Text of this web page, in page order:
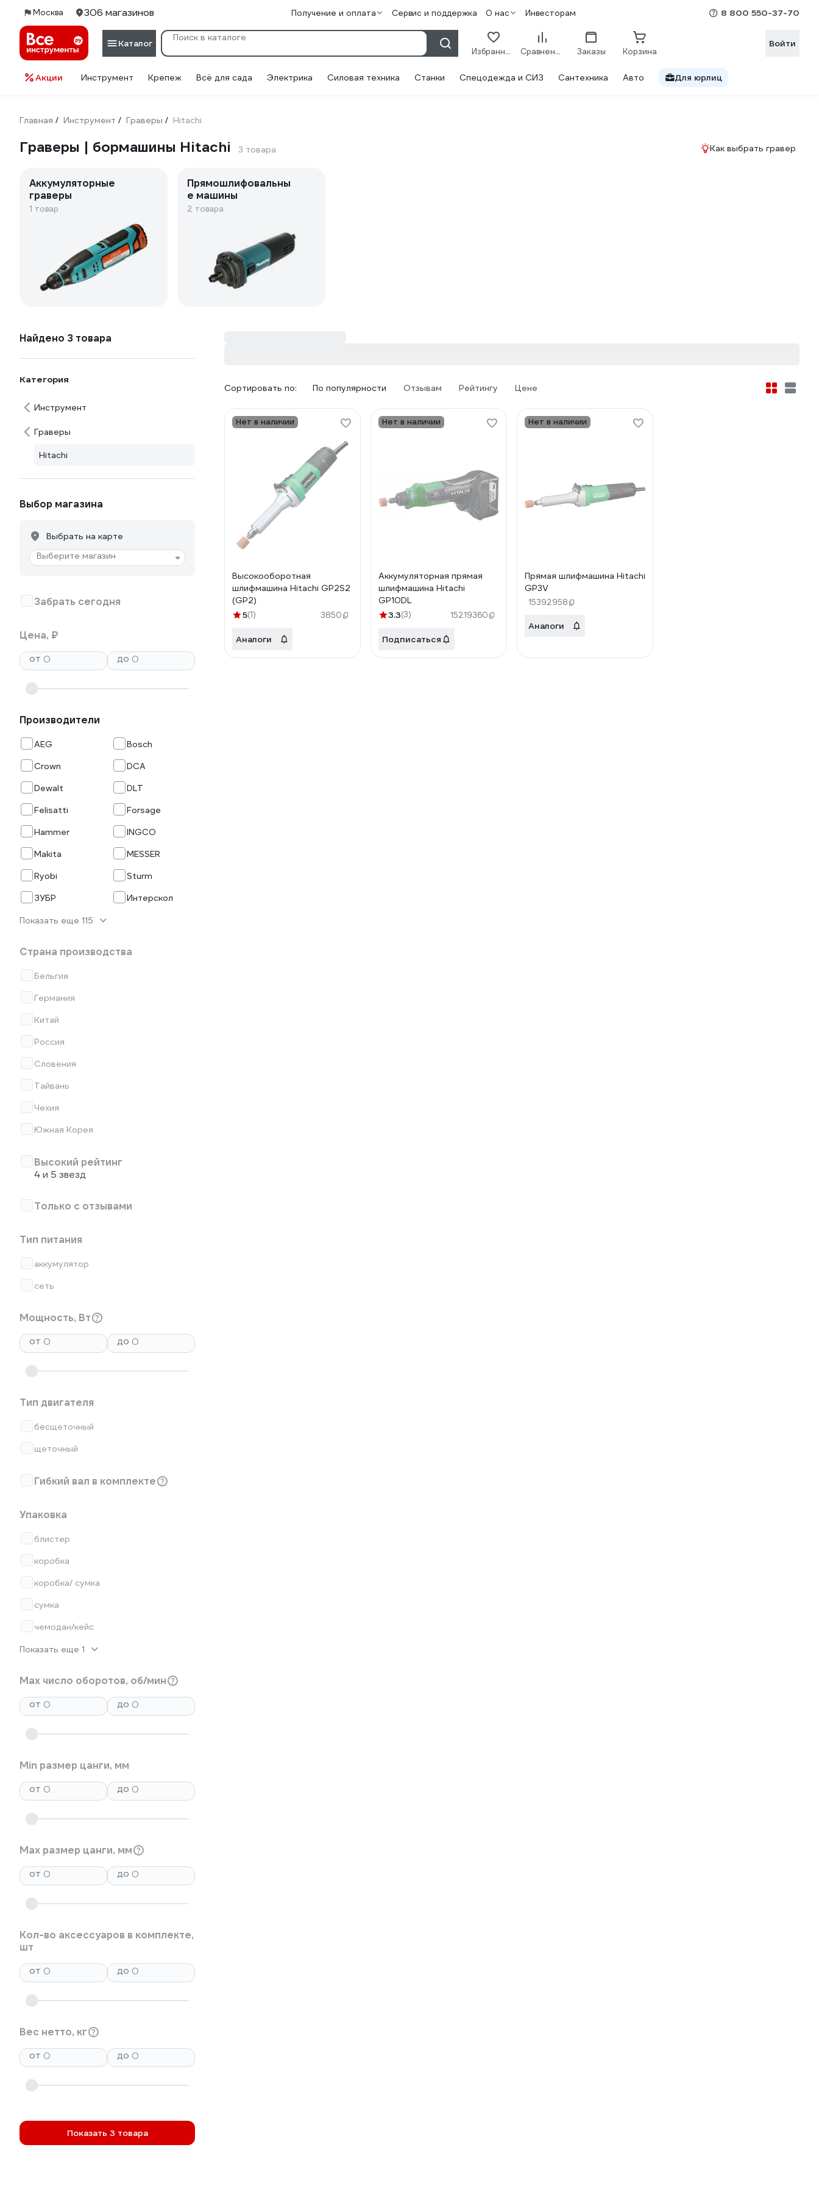
Москва 306 магазинов Получение и оплата Сервис и поддержка О нас Инвесторам 8 800 550-37-70
Каталог
Избранное Сравнение Заказы Корзина
Войти
Акции Инструмент Крепеж Всё для сада Электрика Силовая техника Станки Спецодежда и СИЗ Сантехника Авто Для юрлиц
Главная / Инструмент / Граверы / Hitachi
Граверы | бормашины Hitachi 3 товара Как выбрать гравер
Аккумуляторные
граверы
1 товар
Прямошлифовальны
е машины
2 товара
Найдено 3 товара
Категория
Инструмент
Граверы
Hitachi
Выбор магазина
Выбрать на карте
Выберите магазин
Забрать сегодня
Цена, ₽
от
до
Производители
AEG
Bosch
Crown
DCA
Dewalt
DLT
Felisatti
Forsage
Hammer
INGCO
Makita
MESSER
Ryobi
Sturm
ЗУБР
Интерскол
Показать еще 115
Страна производства
Бельгия
Германия
Китай
Россия
Словения
Тайвань
Чехия
Южная Корея
Высокий рейтинг
4 и 5 звезд
Только с отзывами
Тип питания
аккумулятор
сеть
Мощность, Вт
от
до
Тип двигателя
бесщеточный
щеточный
Гибкий вал в комплекте
Упаковка
блистер
коробка
коробка/ сумка
сумка
чемодан/кейс
Показать еще 1
Max число оборотов, об/мин
от
до
Min размер цанги, мм
от
до
Max размер цанги, мм
от
до
Кол-во аксессуаров в комплекте,
шт
от
до
Вес нетто, кг
от
до
Показать 3 товара
Сортировать по: По популярности Отзывам Рейтингу Цене
Нет в наличии
Высокооборотная
шлифмашина Hitachi GP2S2
(GP2)
5(1) 3850
Аналоги
Нет в наличии
Аккумуляторная прямая
шлифмашина Hitachi
GP10DL
3.3(3) 15219360
Подписаться
Нет в наличии
Прямая шлифмашина Hitachi
GP3V
15392958
Аналоги